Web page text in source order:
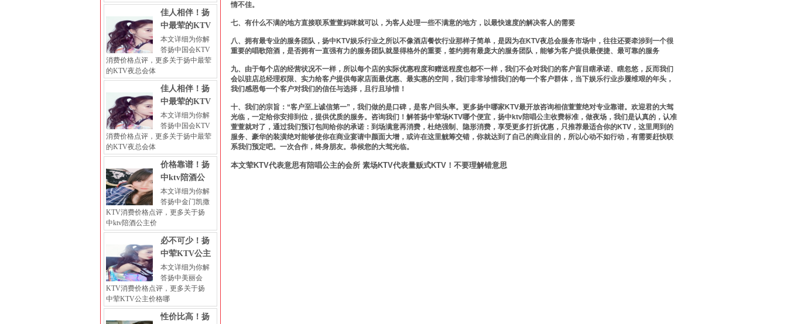
情不佳。
七、有什么不满的地方直接联系萱萱妈咪就可以，为客人处理一些不满意的地方，以最快速度的解决客人的需要
八、拥有最专业的服务团队，扬中KTV娱乐行业之所以不像酒店餐饮行业那样子简单，是因为在KTV夜总会服务市场中，往往还要牵涉到一个很
重要的唱歌陪酒，是否拥有一直强有力的服务团队就显得格外的重要，签约拥有最庞大的服务团队，能够为客户提供最便捷、最可靠的服务
九、由于每个店的经营状况不一样，所以每个店的实际优惠程度和赠送程度也都不一样，我们不会对我们的客户盲目瞎承诺、瞎忽悠，反而我们
会以驻店总经理权限、实力给客户提供每家店面最优惠、最实惠的空间，我们非常珍惜我们的每一个客户群体，当下娱乐行业步履维艰的年头，
我们感恩每一个客户对我们的信任与选择，且行且珍惜！
十、我们的宗旨：“客户至上诚信第一”，我们做的是口碑，是客户回头率。更多扬中哪家KTV最开放咨询相信萱萱绝对专业靠谱。欢迎君的大驾
光临，一定给你安排到位，提供优质的服务。咨询我们！解答扬中荤场KTV哪个便宜，扬中ktv陪唱公主收费标准，做夜场，我们是认真的，认准
萱萱就对了，通过我们预订包间给你的承诺：到场满意再消费，杜绝强制、隐形消费，享受更多打折优惠，只推荐最适合你的KTV，这里周到的
服务、豪华的装潢绝对能够使你在商业宴请中颜面大增，或许在这里觥筹交错，你就达到了自己的商业目的，所以心动不如行动，有需要赶快联
系我们预定吧。一次合作，终身朋友。恭候您的大驾光临。
本文荤KTV代表意思有陪唱公主的会所 素场KTV代表量贩式KTV！不要理解错意思
佳人相伴！扬
中最荤的KTV
本文详细为你解
答扬中国会KTV
消费价格点评，更多关于扬中最荤
的KTV夜总会体
佳人相伴！扬
中最荤的KTV
本文详细为你解
答扬中国会KTV
消费价格点评，更多关于扬中最荤
的KTV夜总会体
价格靠谱！扬
中ktv陪酒公
本文详细为你解
答扬中金门凯撒
KTV消费价格点评，更多关于扬
中ktv陪酒公主价
必不可少！扬
中荤KTV公主
本文详细为你解
答扬中美丽会
KTV消费价格点评，更多关于扬
中荤KTV公主价格哪
性价比高！扬